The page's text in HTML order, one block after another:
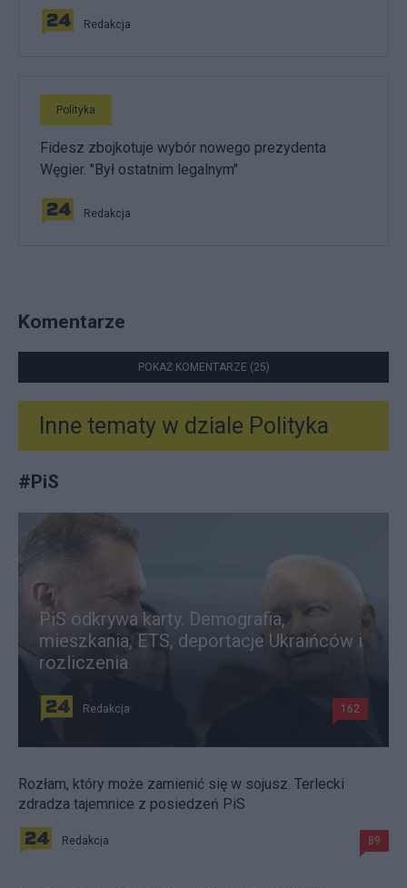
Redakcja
Polityka
Fidesz zbojkotuje wybór nowego prezydenta
Węgier. "Był ostatnim legalnym"
Redakcja
Komentarze
POKAŻ KOMENTARZE (25)
Inne tematy w dziale Polityka
#PiS
PiS odkrywa karty. Demografia,
mieszkania, ETS, deportacje Ukraińców i
rozliczenia
Redakcja 162
Rozłam, który może zamienić się w sojusz. Terlecki
zdradza tajemnice z posiedzeń PiS
Redakcja 89